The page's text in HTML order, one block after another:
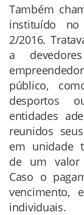
Também
instituído no
2/2016.
a
público,
desportos
entidades
reunidos
em unidade
de um valor
Caso o
vencimento,
individuais.